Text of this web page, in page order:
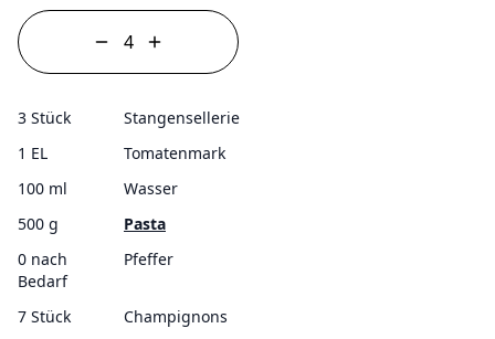
3 Stück
Stangensellerie
1 EL
Tomatenmark
100 ml
Wasser
500 g
Pasta
0 nach
Bedarf
Pfeffer
7 Stück
Champignons